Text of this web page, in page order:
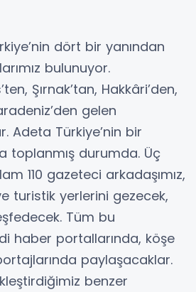
dört bir yanından
bulunuyor.
Şırnak’tan, Hakkâri’den,
gelen
Adeta Türkiye’nin bir
toplanmış durumda. Üç
110 gazeteci arkadaşımız,
turistik yerlerini gezecek,
Tüm bu
haber portallarında, köşe
paylaşacaklar.
benzer